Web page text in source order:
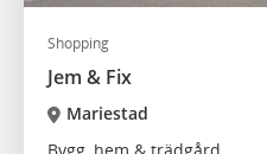
Shopping
Jem & Fix
Mariestad